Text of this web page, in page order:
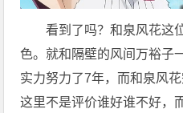
看到了吗？和泉风花这
色。就和隔壁的风间万裕子
实力努力了7年，而和泉风
这里不是评价谁好谁不好，